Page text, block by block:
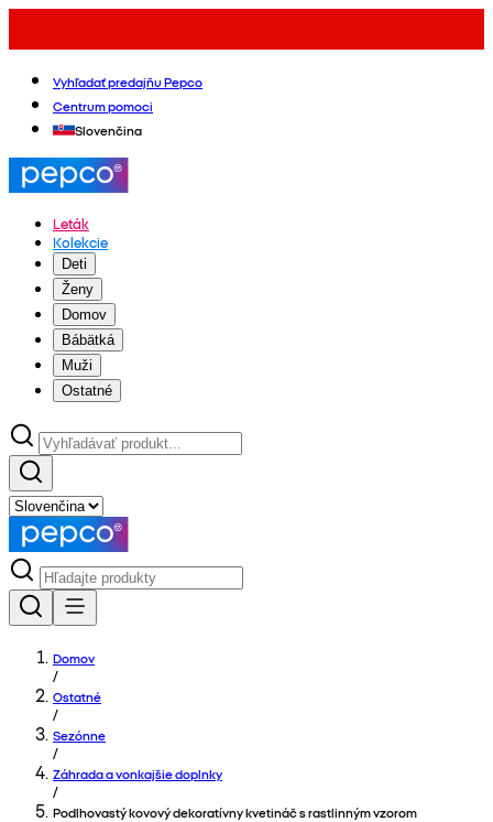
Vyhľadať predajňu Pepco
Centrum pomoci
Slovenčina
Leták
Kolekcie
Deti
Ženy
Domov
Bábätká
Muži
Ostatné
Domov
/
Ostatné
/
Sezónne
/
Záhrada a vonkajšie doplnky
/
Podlhovastý kovový dekoratívny kvetináč s rastlinným vzorom